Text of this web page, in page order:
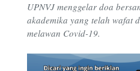
UPNVJ menggelar doa
akademika yang telah wafat
melawan Covid-19.